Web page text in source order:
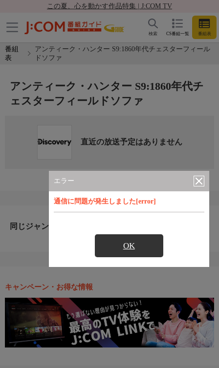
この夏、心を動かす作品特集 | J:COM TV
CS番組一覧 番組表
検索
番組
表
アンティーク・ハンター S9:1860年代チェスターフィール
ドソファ
エラー
通信に問題が発生しました[error]
OK
アンティーク・ハンター S9:1860年代チ
ェスターフィールドソファ
直近の放送予定はありません
同じジャンルのおすすめ番組
キャンペーン・お得な情報